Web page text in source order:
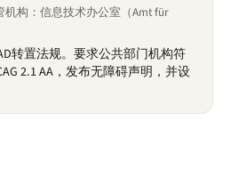
机构：信息技术办公室（Amt für
转置法规。要求公共部门机构符
2.1 AA，发布无障碍声明，并设